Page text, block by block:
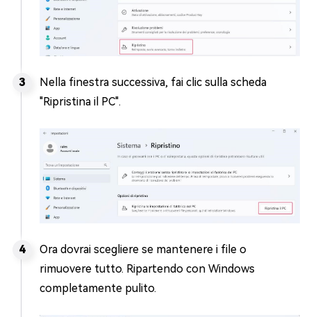
Nella finestra successiva, fai clic sulla scheda
"Ripristina il PC".
Ora dovrai scegliere se mantenere i file o
rimuovere tutto. Ripartendo con Windows
completamente pulito.